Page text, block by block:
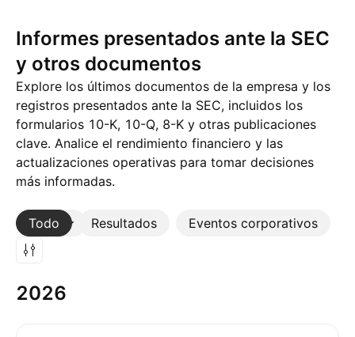
Informes presentados ante la SEC
y otros documentos
Explore los últimos documentos de la empresa y los
registros presentados ante la SEC, incluidos los
formularios 10-K, 10-Q, 8-K y otras publicaciones
clave. Analice el rendimiento financiero y las
actualizaciones operativas para tomar decisiones
más informadas.
Todo Resultados Eventos corporativos
Más
2026